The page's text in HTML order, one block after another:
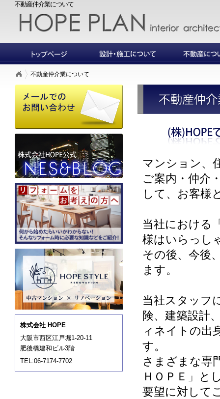
不動産仲介業について
不動産仲介業について
株式会社 HOPE
大阪市西区江戸堀1-20-11
肥後橋建和ビル3階
TEL:06-7174-7702
マンション、
ご案内・仲介
して、お客様
当社における
様はいらっし
その後、今後
ます。
当社スタッフ
険、建築設計
ィネイトの出
す。
さまざまな専
ＨＯＰＥ」と
要望に対して